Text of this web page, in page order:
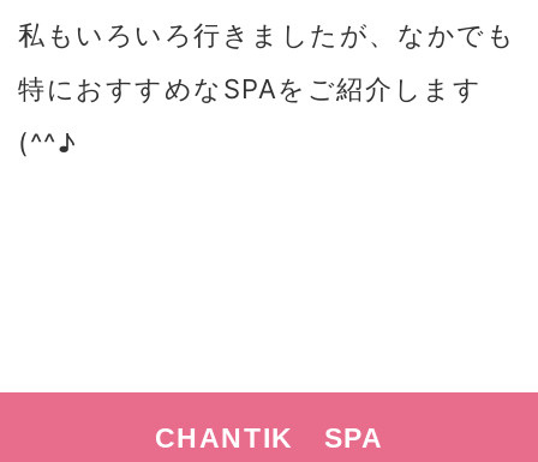
私もいろいろ行きましたが、なかでも
特におすすめなSPAをご紹介します
(^^♪
CHANTIK SPA